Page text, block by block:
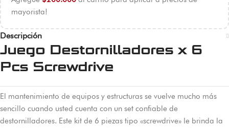
mayorista!
Descripción
Juego Destornilladores x 6
Pcs Screwdrive
El mantenimiento de equipos y estructuras se vuelve mucho más
sencillo cuando usted cuenta con un set confiable de
destornilladores. Este kit de 6 piezas tipo «screwdrive» le brinda la